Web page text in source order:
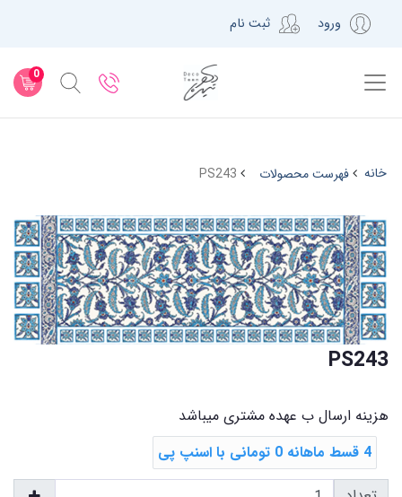
ورود ثبت نام
0
خانه فهرست محصولات PS243
PS243
هزینه ارسال ب عهده مشتری میباشد
4 قسط ماهانه 0 تومانی با اسنپ ‌پی